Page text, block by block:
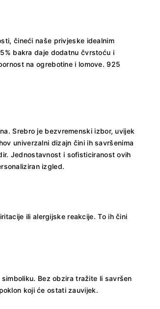
čineći naše privjeske idealnim
bakra daje dodatnu čvrstoću i
na ogrebotine i lomove. 925
Srebro je bezvremenski izbor, uvijek
univerzalni dizajn čini ih savršenima
Jednostavnost i sofisticiranost ovih
izgled.
ili alergijske reakcije. To ih čini
Bez obzira tražite li savršen
koji će ostati zauvijek.